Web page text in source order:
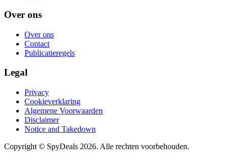
Over ons
Over ons
Contact
Publicatieregels
Legal
Privacy
Cookieverklaring
Algemene Voorwaarden
Disclaimer
Notice and Takedown
Copyright © SpyDeals 2026. Alle rechten voorbehouden.